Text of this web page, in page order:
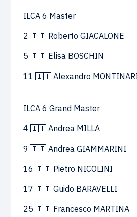
ILCA 6 Master
2 🇮🇹 Roberto GIACALONE
5 🇮🇹 Elisa BOSCHIN
11 🇮🇹 Alexandro
ILCA 6 Grand Master
4 🇮🇹 Andrea MILLA
9 🇮🇹 Andrea GIAMMARINI
16 🇮🇹 Pietro NICOLINI
17 🇮🇹 Guido BARAVELLI
25 🇮🇹 Francesco MARTINA